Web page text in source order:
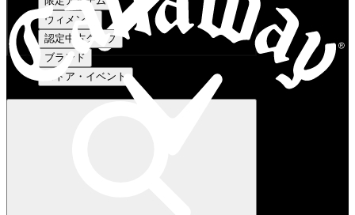
ウィメンズ
認定中古クラブ
ブランド
ストア・イベント